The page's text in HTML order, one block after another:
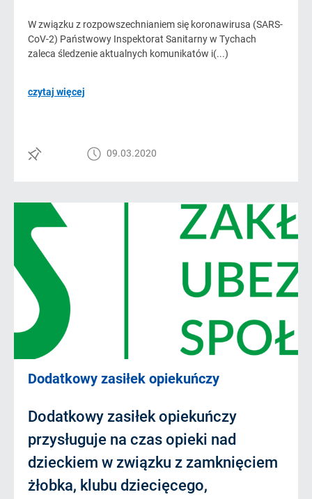
W związku z rozpowszechnianiem się koronawirusa (SARS-
CoV-2) Państwowy Inspektorat Sanitarny w Tychach
zaleca śledzenie aktualnych komunikatów i(...)
czytaj więcej
09.03.2020
Dodatkowy zasiłek opiekuńczy
Dodatkowy zasiłek opiekuńczy
przysługuje na czas opieki nad
dzieckiem w związku z zamknięciem
żłobka, klubu dziecięcego,